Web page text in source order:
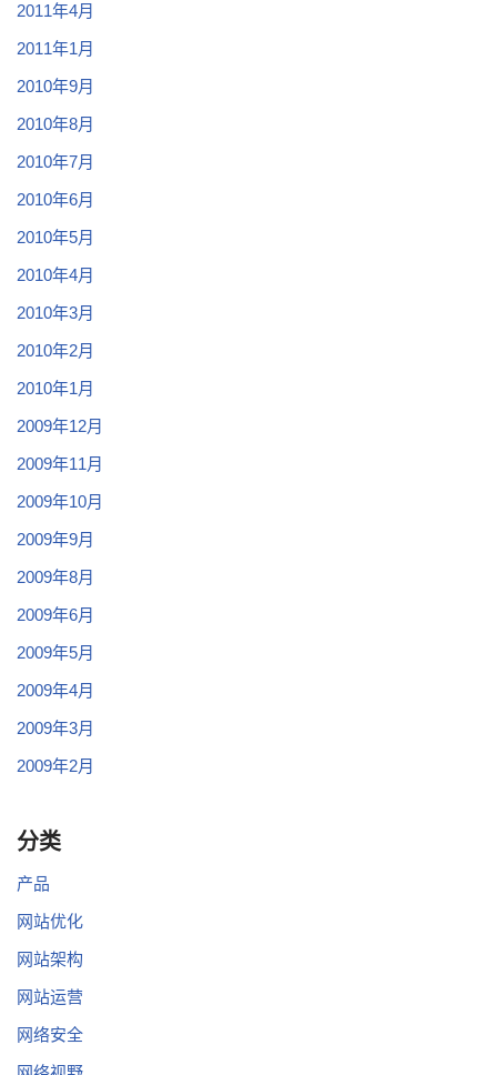
2011年4月
2011年1月
2010年9月
2010年8月
2010年7月
2010年6月
2010年5月
2010年4月
2010年3月
2010年2月
2010年1月
2009年12月
2009年11月
2009年10月
2009年9月
2009年8月
2009年6月
2009年5月
2009年4月
2009年3月
2009年2月
分类
产品
网站优化
网站架构
网站运营
网络安全